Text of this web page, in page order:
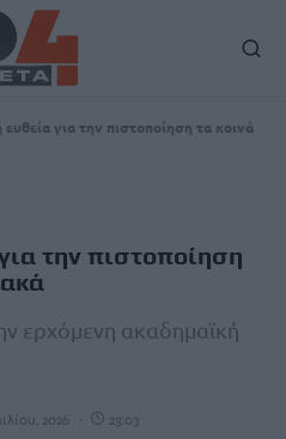
ευθεία για την πιστοποίηση τα κοινά
την πιστοποίηση
ερχόμενη ακαδημαϊκή
2026 23:03